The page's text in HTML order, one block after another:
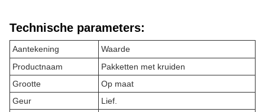
Technische parameters:
Aantekening
Waarde
Productnaam
Pakketten met kruiden
Grootte
Op maat
Geur
Lief.